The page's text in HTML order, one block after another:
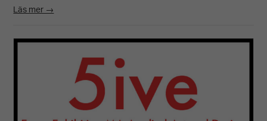
Läs mer →